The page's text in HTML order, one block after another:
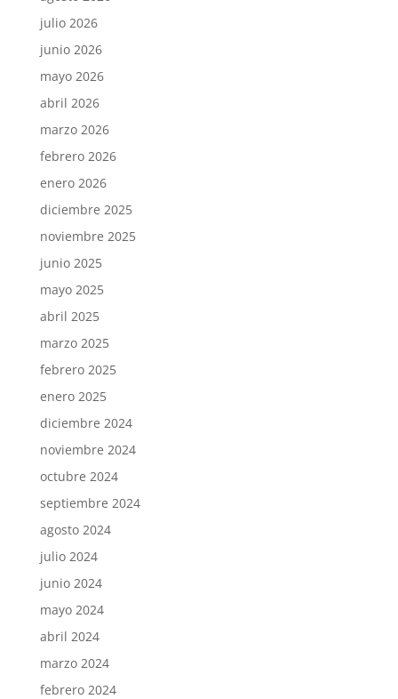
julio 2026
junio 2026
mayo 2026
abril 2026
marzo 2026
febrero 2026
enero 2026
diciembre 2025
noviembre 2025
junio 2025
mayo 2025
abril 2025
marzo 2025
febrero 2025
enero 2025
diciembre 2024
noviembre 2024
octubre 2024
septiembre 2024
agosto 2024
julio 2024
junio 2024
mayo 2024
abril 2024
marzo 2024
febrero 2024